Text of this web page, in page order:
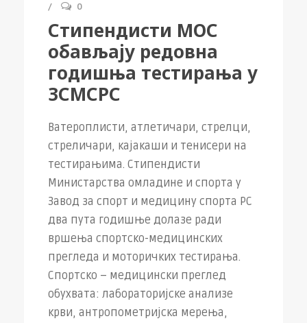
0
Стипендисти МОС
обављају редовна
годишња тестирања у
ЗСМСРС
Ватероплисти, атлетичари, стрелци,
стреличари, кајакаши и тенисери на
тестирањима. Стипендисти
Министарства омладине и спорта у
Завод за спорт и медицину спорта РС
два пута годишње долазе ради
вршења спортско-медицинских
прегледа и моторичких тестирања.
Спортско – медицински преглед
обухвата: лабораторијске анализе
крви, антропометријска мерења,